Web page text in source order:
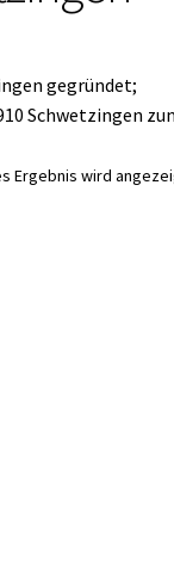
gegründet;
Schwetzingen
Ergebnis wird